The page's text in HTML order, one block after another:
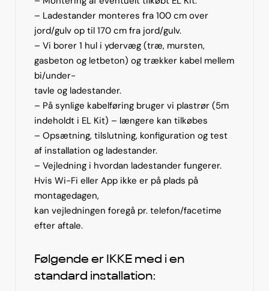
– Ladestander monteres fra 100 cm over
jord/gulv op til 170 cm fra jord/gulv.
– Vi borer 1 hul i ydervæg (træ, mursten,
gasbeton og letbeton) og trækker kabel mellem
bi/under-
tavle og ladestander.
– På synlige kabelføring bruger vi plastrør (5m
indeholdt i EL Kit) – længere kan tilkøbes
– Opsætning, tilslutning, konfiguration og test
af installation og ladestander.
– Vejledning i hvordan ladestander fungerer.
Hvis Wi-Fi eller App ikke er på plads på
montagedagen,
kan vejledningen foregå pr. telefon/facetime
efter aftale.
Følgende er IKKE med i en
standard installation: